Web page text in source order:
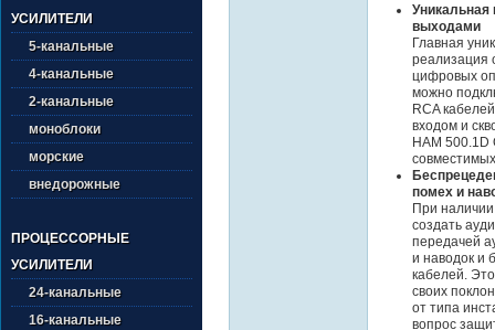
УСИЛИТЕЛИ
5-канальные
4-канальные
2-канальные
моноблоки
морские
внедорожные
ПРОЦЕССОРНЫЕ
УСИЛИТЕЛИ
24-канальные
16-канальные
Уникальная
выходами
Главная
реализация
цифровых
можно
RCA
входом и
HAM 500.1D
помех и
При наличии
создать
передачей
и наводок и
кабелей.
своих
от типа
вопрос